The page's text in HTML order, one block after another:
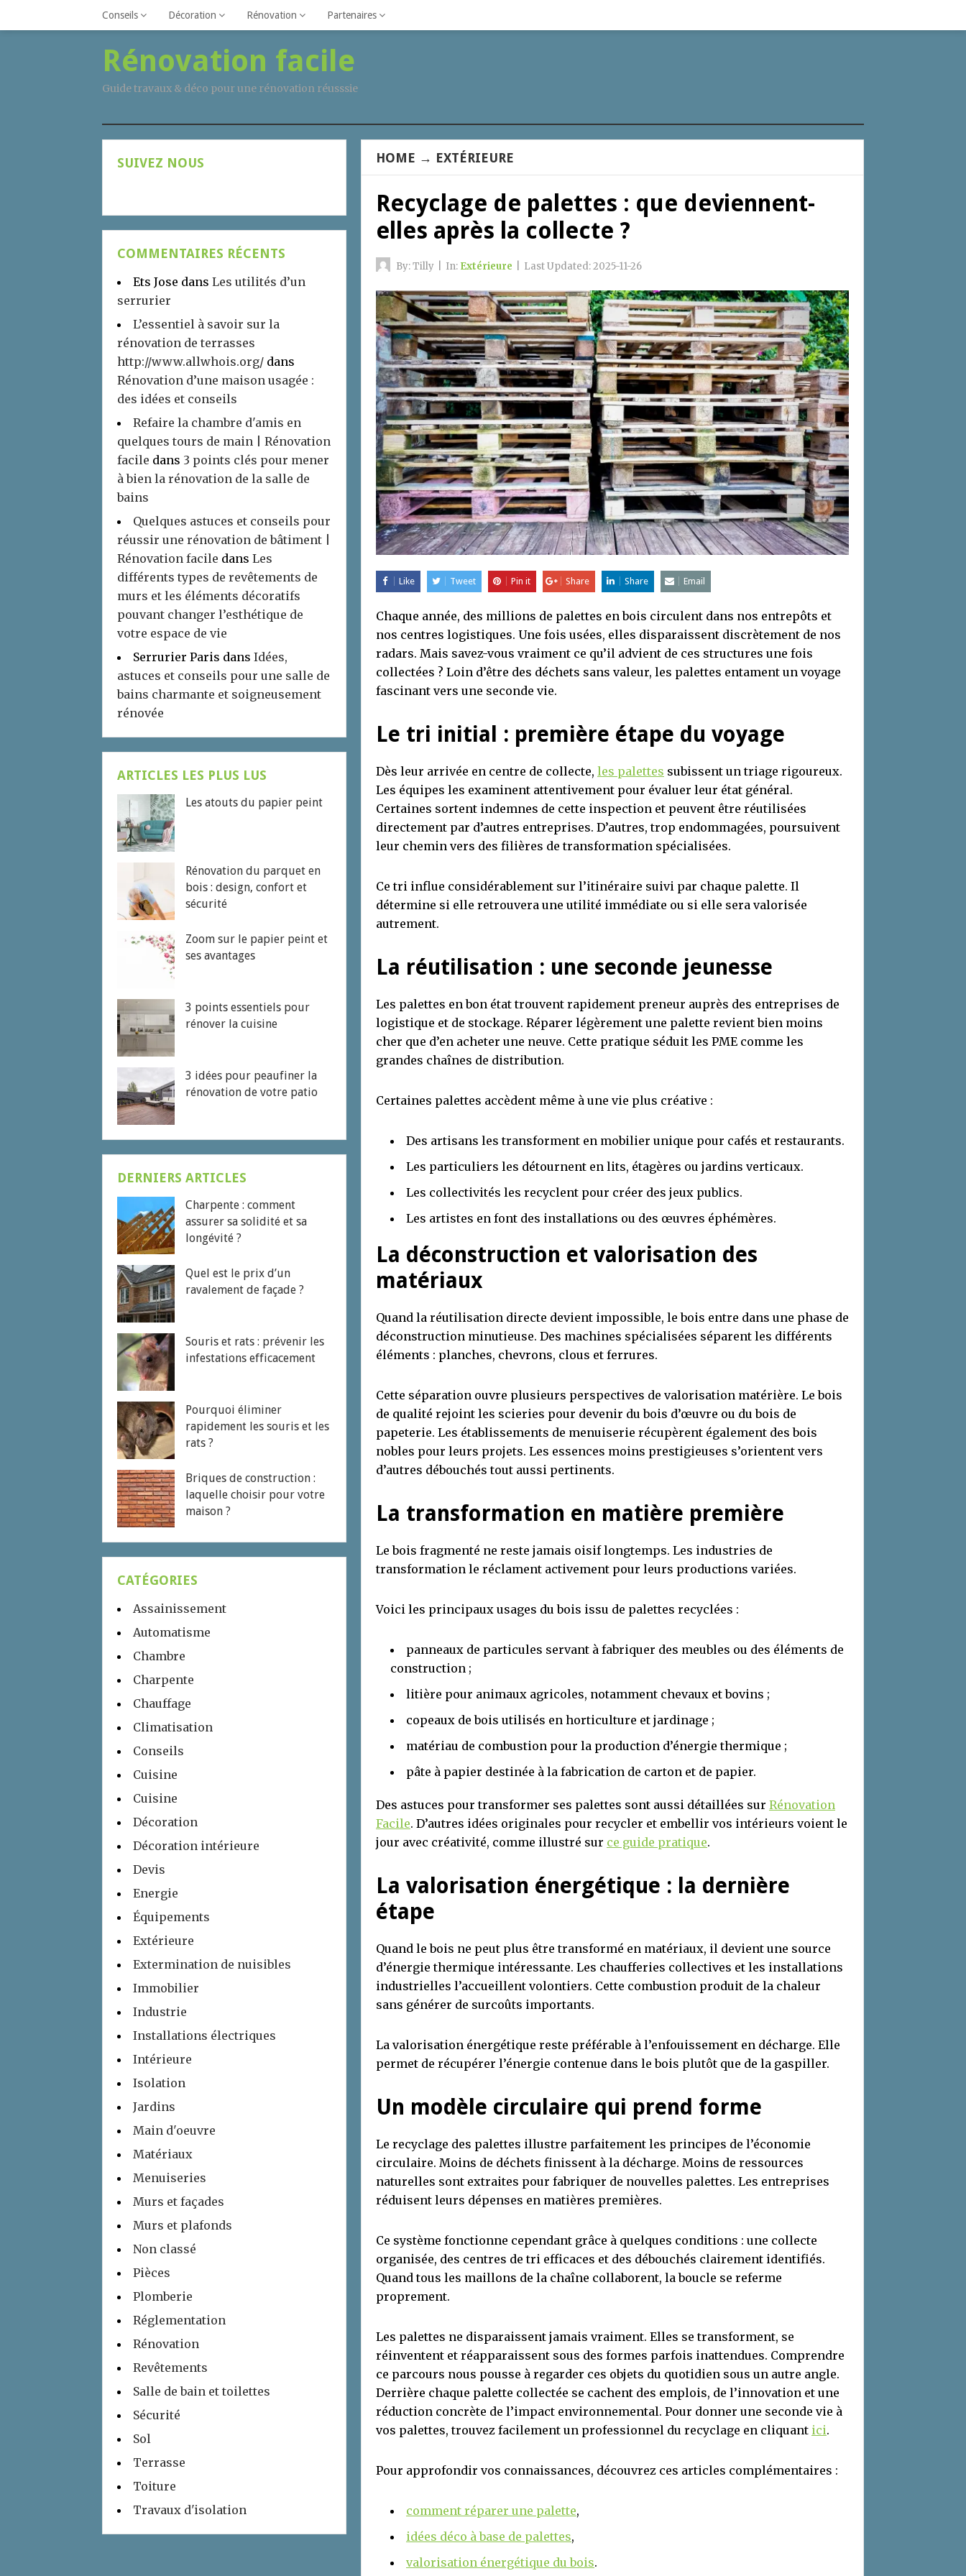
Conseils Décoration Rénovation Partenaires
Rénovation facile
Guide travaux & déco pour une rénovation réusssie
HOME → EXTÉRIEURE
Recyclage de palettes : que deviennent-
elles après la collecte ?
By:Tilly In: Extérieure Last Updated:2025-11-26
Like Tweet Pin it Share Share Email
Chaque année, des millions de palettes en bois circulent dans nos entrepôts et
nos centres logistiques. Une fois usées, elles disparaissent discrètement de nos
radars. Mais savez-vous vraiment ce qu’il advient de ces structures une fois
collectées ? Loin d’être des déchets sans valeur, les palettes entament un voyage
fascinant vers une seconde vie.
Le tri initial : première étape du voyage
Dès leur arrivée en centre de collecte, les palettes subissent un triage rigoureux.
Les équipes les examinent attentivement pour évaluer leur état général.
Certaines sortent indemnes de cette inspection et peuvent être réutilisées
directement par d’autres entreprises. D’autres, trop endommagées, poursuivent
leur chemin vers des filières de transformation spécialisées.
Ce tri influe considérablement sur l’itinéraire suivi par chaque palette. Il
détermine si elle retrouvera une utilité immédiate ou si elle sera valorisée
autrement.
La réutilisation : une seconde jeunesse
Les palettes en bon état trouvent rapidement preneur auprès des entreprises de
logistique et de stockage. Réparer légèrement une palette revient bien moins
cher que d’en acheter une neuve. Cette pratique séduit les PME comme les
grandes chaînes de distribution.
Certaines palettes accèdent même à une vie plus créative :
Des artisans les transforment en mobilier unique pour cafés et restaurants.
Les particuliers les détournent en lits, étagères ou jardins verticaux.
Les collectivités les recyclent pour créer des jeux publics.
Les artistes en font des installations ou des œuvres éphémères.
La déconstruction et valorisation des
matériaux
Quand la réutilisation directe devient impossible, le bois entre dans une phase de
déconstruction minutieuse. Des machines spécialisées séparent les différents
éléments : planches, chevrons, clous et ferrures.
Cette séparation ouvre plusieurs perspectives de valorisation matérière. Le bois
de qualité rejoint les scieries pour devenir du bois d’œuvre ou du bois de
papeterie. Les établissements de menuiserie récupèrent également des bois
nobles pour leurs projets. Les essences moins prestigieuses s’orientent vers
d’autres débouchés tout aussi pertinents.
La transformation en matière première
Le bois fragmenté ne reste jamais oisif longtemps. Les industries de
transformation le réclament activement pour leurs productions variées.
Voici les principaux usages du bois issu de palettes recyclées :
panneaux de particules servant à fabriquer des meubles ou des éléments de
construction ;
litière pour animaux agricoles, notamment chevaux et bovins ;
copeaux de bois utilisés en horticulture et jardinage ;
matériau de combustion pour la production d’énergie thermique ;
pâte à papier destinée à la fabrication de carton et de papier.
Des astuces pour transformer ses palettes sont aussi détaillées sur Rénovation
Facile. D’autres idées originales pour recycler et embellir vos intérieurs voient le
jour avec créativité, comme illustré sur ce guide pratique.
La valorisation énergétique : la dernière
étape
Quand le bois ne peut plus être transformé en matériaux, il devient une source
d’énergie thermique intéressante. Les chaufferies collectives et les installations
industrielles l’accueillent volontiers. Cette combustion produit de la chaleur
sans générer de surcoûts importants.
La valorisation énergétique reste préférable à l’enfouissement en décharge. Elle
permet de récupérer l’énergie contenue dans le bois plutôt que de la gaspiller.
Un modèle circulaire qui prend forme
Le recyclage des palettes illustre parfaitement les principes de l’économie
circulaire. Moins de déchets finissent à la décharge. Moins de ressources
naturelles sont extraites pour fabriquer de nouvelles palettes. Les entreprises
réduisent leurs dépenses en matières premières.
Ce système fonctionne cependant grâce à quelques conditions : une collecte
organisée, des centres de tri efficaces et des débouchés clairement identifiés.
Quand tous les maillons de la chaîne collaborent, la boucle se referme
proprement.
Les palettes ne disparaissent jamais vraiment. Elles se transforment, se
réinventent et réapparaissent sous des formes parfois inattendues. Comprendre
ce parcours nous pousse à regarder ces objets du quotidien sous un autre angle.
Derrière chaque palette collectée se cachent des emplois, de l’innovation et une
réduction concrète de l’impact environnemental. Pour donner une seconde vie à
vos palettes, trouvez facilement un professionnel du recyclage en cliquant ici.
Pour approfondir vos connaissances, découvrez ces articles complémentaires :
comment réparer une palette,
idées déco à base de palettes,
valorisation énergétique du bois.
SUIVEZ NOUS
COMMENTAIRES RÉCENTS
Ets Jose dans Les utilités d’un
serrurier
L’essentiel à savoir sur la
rénovation de terrasses
http://www.allwhois.org/ dans
Rénovation d’une maison usagée :
des idées et conseils
Refaire la chambre d'amis en
quelques tours de main | Rénovation
facile dans 3 points clés pour mener
à bien la rénovation de la salle de
bains
Quelques astuces et conseils pour
réussir une rénovation de bâtiment |
Rénovation facile dans Les
différents types de revêtements de
murs et les éléments décoratifs
pouvant changer l’esthétique de
votre espace de vie
Serrurier Paris dans Idées,
astuces et conseils pour une salle de
bains charmante et soigneusement
rénovée
ARTICLES LES PLUS LUS
Les atouts du papier peint
Rénovation du parquet en
bois : design, confort et
sécurité
Zoom sur le papier peint et
ses avantages
3 points essentiels pour
rénover la cuisine
3 idées pour peaufiner la
rénovation de votre patio
DERNIERS ARTICLES
Charpente : comment
assurer sa solidité et sa
longévité ?
Quel est le prix d’un
ravalement de façade ?
Souris et rats : prévenir les
infestations efficacement
Pourquoi éliminer
rapidement les souris et les
rats ?
Briques de construction :
laquelle choisir pour votre
maison ?
CATÉGORIES
Assainissement
Automatisme
Chambre
Charpente
Chauffage
Climatisation
Conseils
Cuisine
Cuisine
Décoration
Décoration intérieure
Devis
Energie
Équipements
Extérieure
Extermination de nuisibles
Immobilier
Industrie
Installations électriques
Intérieure
Isolation
Jardins
Main d'oeuvre
Matériaux
Menuiseries
Murs et façades
Murs et plafonds
Non classé
Pièces
Plomberie
Réglementation
Rénovation
Revêtements
Salle de bain et toilettes
Sécurité
Sol
Terrasse
Toiture
Travaux d'isolation